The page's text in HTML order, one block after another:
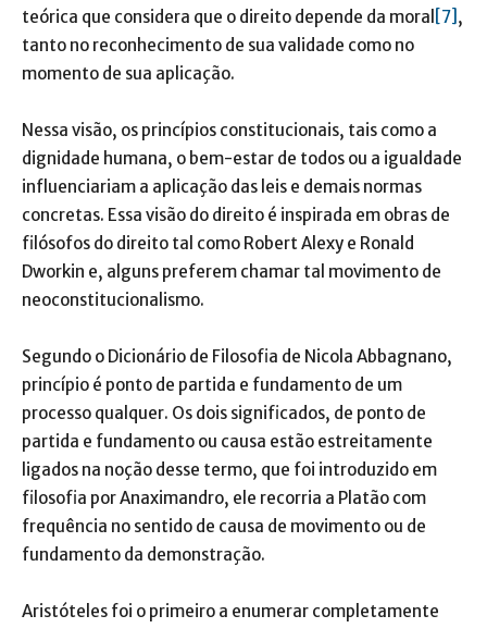
teórica que considera que o direito depende da moral [7] ,
tanto no reconhecimento de sua validade como no
momento de sua aplicação.
Nessa visão, os princípios constitucionais, tais como a
dignidade humana, o bem-estar de todos ou a igualdade
influenciariam a aplicação das leis e demais normas
concretas. Essa visão do direito é inspirada em obras de
filósofos do direito tal como Robert Alexy e Ronald
Dworkin e, alguns preferem chamar tal movimento de
neoconstitucionalismo.
Segundo o Dicionário de Filosofia de Nicola Abbagnano,
princípio é ponto de partida e fundamento de um
processo qualquer. Os dois significados, de ponto de
partida e fundamento ou causa estão estreitamente
ligados na noção desse termo, que foi introduzido em
filosofia por Anaximandro, ele recorria a Platão com
frequência no sentido de causa de movimento ou de
fundamento da demonstração.
Aristóteles foi o primeiro a enumerar completamente